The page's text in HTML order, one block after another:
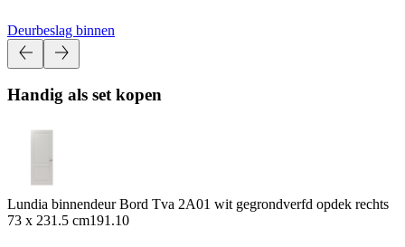
Deurbeslag binnen
Handig als set kopen
Lundia binnendeur Bord Tva 2A01 wit gegrondverfd opdek rechts
73 x 231.5 cm191.10